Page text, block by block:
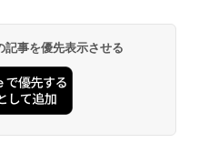
事を優先表示させる